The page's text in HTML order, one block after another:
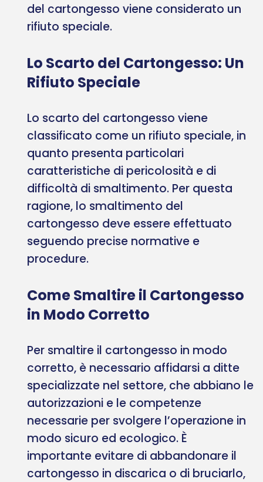
del cartongesso viene considerato un
rifiuto speciale.
Lo Scarto del Cartongesso: Un
Rifiuto Speciale
Lo scarto del cartongesso viene
classificato come un rifiuto speciale, in
quanto presenta particolari
caratteristiche di pericolosità e di
difficoltà di smaltimento. Per questa
ragione, lo smaltimento del
cartongesso deve essere effettuato
seguendo precise normative e
procedure.
Come Smaltire il Cartongesso
in Modo Corretto
Per smaltire il cartongesso in modo
corretto, è necessario affidarsi a ditte
specializzate nel settore, che abbiano le
autorizzazioni e le competenze
necessarie per svolgere l’operazione in
modo sicuro ed ecologico. È
importante evitare di abbandonare il
cartongesso in discarica o di bruciarlo,